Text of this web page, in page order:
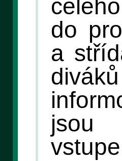
do
a
jsou